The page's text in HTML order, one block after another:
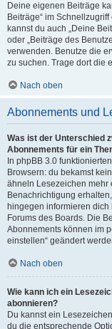
Deine eigenen Beiträge
Beiträge“ im
kannst du auch „Deine
oder „Beiträge des
verwenden. Benutze die
zu suchen. Trage dort die
Nach oben
Abonnements und
Was ist der Unterschied
Abonnements für ein
In phpBB 3.0
Browsern: du bekamst
ähneln Lesezeichen mehr
Benachrichtigung
hingegen informieren
Forums des Boards. Die
Abonnements können im
einstellen“ geändert
Nach oben
Wie kann ich ein
abonnieren?
Du kannst ein
du die entsprechende